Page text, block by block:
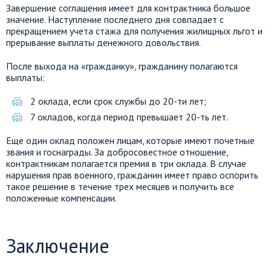
Завершение соглашения имеет для контрактника большое
значение. Наступление последнего дня совпадает с
прекращением учета стажа для получения жилищных льгот и
прерывание выплаты денежного довольствия.
После выхода на «гражданку», гражданину полагаются
выплаты:
2 оклада, если срок службы до 20-ти лет;
7 окладов, когда период превышает 20-ть лет.
Еще один оклад положен лицам, которые имеют почетные
звания и госнаграды. За добросовестное отношение,
контрактникам полагается премия в три оклада. В случае
нарушения прав военного, гражданин имеет право оспорить
такое решение в течение трех месяцев и получить все
положенные компенсации.
Заключение